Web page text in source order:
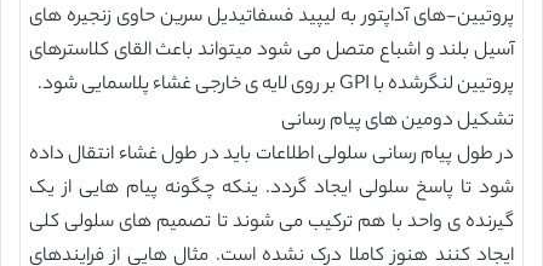
پروتیین-های آداپتور به لیپید فسفاتیدیل سرین حاوی زنجیره های
آسیل بلند و اشباع متصل می شود میتواند باعث القای کلاسترهای
پروتیین لنگرشده با GPI بر روی لایه ی خارجی غشاء پلاسمایی شود.
تشکیل دومین های پیام رسانی
در طول پیام رسانی سلولی اطلاعات باید در طول غشاء انتقال داده
شود تا پاسخ سلولی ایجاد گردد. ینکه چگونه پیام هایی از یک
گیرنده ی واحد با هم ترکیب می شوند تا تصمیم های سلولی کلی
ایجاد کنند هنوز کاملا درک نشده است. مثال هایی از فرایندهای